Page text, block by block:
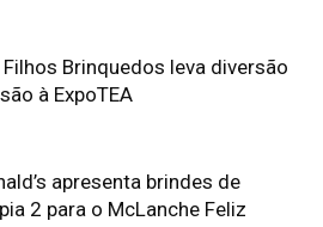
Filhos Brinquedos leva diversão
à ExpoTEA
apresenta brindes de
2 para o McLanche Feliz